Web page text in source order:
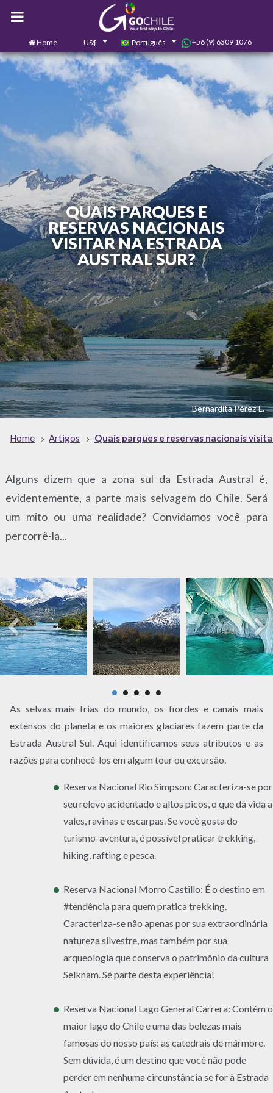
Home US$ Português +56 (9) 6309 1076
Contate-nos
QUAIS PARQUES E
RESERVAS NACIONAIS
VISITAR NA ESTRADA
AUSTRAL SUR?
Bernardita Pérez L.
Home Artigos Quais parques e reservas nacionais
Alguns dizem que a zona sul da Estrada Austral é,
evidentemente, a parte mais selvagem do Chile. Será
um mito ou uma realidade? Convidamos você para
percorrê-la...
As selvas mais frias do mundo, os fiordes e canais mais
extensos do planeta e os maiores glaciares fazem parte da
Estrada Austral Sul. Aqui identificamos seus atributos e as
razões para conhecê-los em algum tour ou excursão.
Reserva Nacional Rio Simpson: Caracteriza-se por
seu relevo acidentado e altos picos, o que dá vida a
vales, ravinas e escarpas. Se você gosta do
turismo-aventura, é possível praticar trekking,
hiking, rafting e pesca.
Reserva Nacional Morro Castillo: É o destino em
#tendência para quem pratica trekking.
Caracteriza-se não apenas por sua extraordinária
natureza silvestre, mas também por sua
arqueologia que conserva o patrimônio da cultura
Selknam. Sé parte desta experiência!
Reserva Nacional Lago General Carrera: Contém o
maior lago do Chile e uma das belezas mais
famosas do nosso país: as catedrais de mármore.
Sem dúvida, é um destino que você não pode
perder em nenhuma circunstância se for à Estrada